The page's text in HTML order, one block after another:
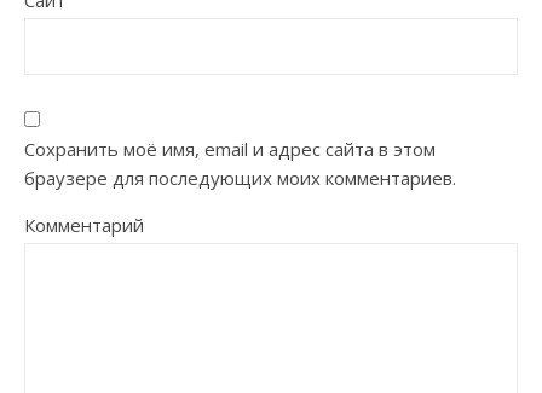
Сохранить моё имя, email и адрес сайта в этом
браузере для последующих моих комментариев.
Комментарий